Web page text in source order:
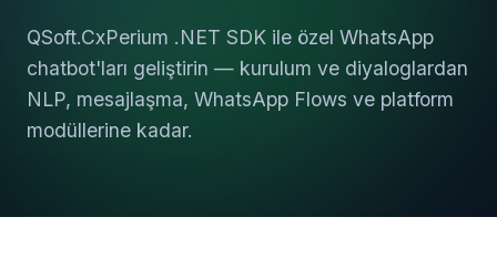
QSoft.CxPerium .NET SDK ile özel WhatsApp
chatbot'ları geliştirin — kurulum ve diyaloglardan
NLP, mesajlaşma, WhatsApp Flows ve platform
modüllerine kadar.